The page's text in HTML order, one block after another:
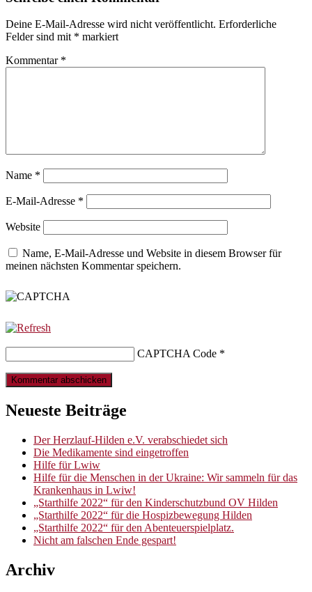
Deine E-Mail-Adresse wird nicht veröffentlicht. Erforderliche
Felder sind mit * markiert
Kommentar *
Name *
E-Mail-Adresse *
Website
Name, E-Mail-Adresse und Website in diesem Browser für
meinen nächsten Kommentar speichern.
CAPTCHA Code *
Neueste Beiträge
Der Herzlauf-Hilden e.V. verabschiedet sich
Die Medikamente sind eingetroffen
Hilfe für Lwiw
Hilfe für die Menschen in der Ukraine: Wir sammeln für das
Krankenhaus in Lwiw!
„Starthilfe 2022“ für den Kinderschutzbund OV Hilden
„Starthilfe 2022“ für die Hospizbewegung Hilden
„Starthilfe 2022“ für den Abenteuerspielplatz.
Nicht am falschen Ende gespart!
Archiv